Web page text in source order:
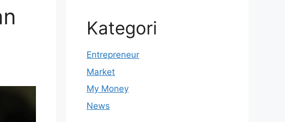
Kategori
Entrepreneur
Market
My Money
News